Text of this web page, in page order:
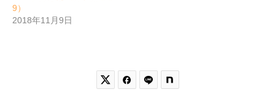
9）
2018年11月9日
 